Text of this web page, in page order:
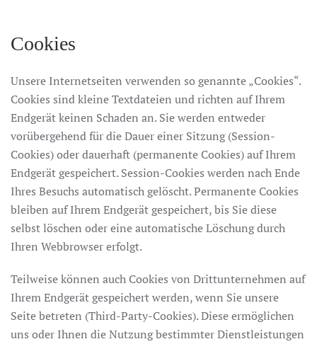
Cookies
Unsere Internetseiten verwenden so genannte „Cookies“.
Cookies sind kleine Textdateien und richten auf Ihrem
Endgerät keinen Schaden an. Sie werden entweder
vorübergehend für die Dauer einer Sitzung (Session-
Cookies) oder dauerhaft (permanente Cookies) auf Ihrem
Endgerät gespeichert. Session-Cookies werden nach Ende
Ihres Besuchs automatisch gelöscht. Permanente Cookies
bleiben auf Ihrem Endgerät gespeichert, bis Sie diese
selbst löschen oder eine automatische Löschung durch
Ihren Webbrowser erfolgt.
Teilweise können auch Cookies von Drittunternehmen auf
Ihrem Endgerät gespeichert werden, wenn Sie unsere
Seite betreten (Third-Party-Cookies). Diese ermöglichen
uns oder Ihnen die Nutzung bestimmter Dienstleistungen